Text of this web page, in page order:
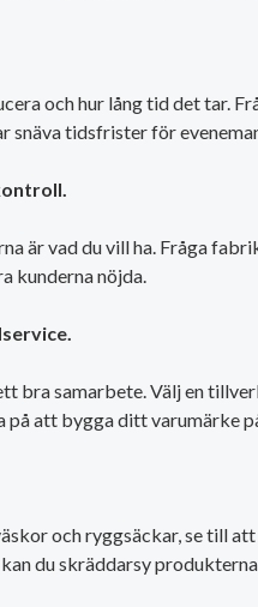
och hur lång tid det tar.
tidsfrister för
är vad du vill ha. Fråga
kunderna nöjda.
samarbete. Välj en
att bygga ditt varumärke
och ryggsäckar, se till
du skräddarsy